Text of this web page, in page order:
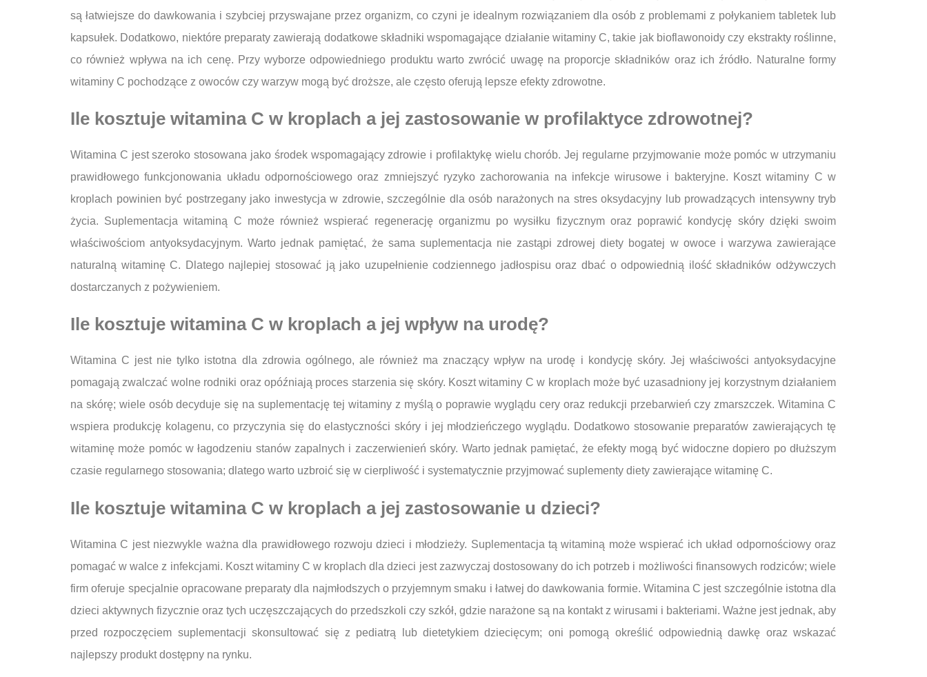
są łatwiejsze do dawkowania i szybciej przyswajane przez organizm, co czyni je idealnym rozwiązaniem dla osób z problemami z połykaniem tabletek lub
kapsułek. Dodatkowo, niektóre preparaty zawierają dodatkowe składniki wspomagające działanie witaminy C, takie jak bioflawonoidy czy ekstrakty roślinne,
co również wpływa na ich cenę. Przy wyborze odpowiedniego produktu warto zwrócić uwagę na proporcje składników oraz ich źródło. Naturalne formy
witaminy C pochodzące z owoców czy warzyw mogą być droższe, ale często oferują lepsze efekty zdrowotne.
Ile kosztuje witamina C w kroplach a jej zastosowanie w profilaktyce zdrowotnej?
Witamina C jest szeroko stosowana jako środek wspomagający zdrowie i profilaktykę wielu chorób. Jej regularne przyjmowanie może pomóc w utrzymaniu
prawidłowego funkcjonowania układu odpornościowego oraz zmniejszyć ryzyko zachorowania na infekcje wirusowe i bakteryjne. Koszt witaminy C w
kroplach powinien być postrzegany jako inwestycja w zdrowie, szczególnie dla osób narażonych na stres oksydacyjny lub prowadzących intensywny tryb
życia. Suplementacja witaminą C może również wspierać regenerację organizmu po wysiłku fizycznym oraz poprawić kondycję skóry dzięki swoim
właściwościom antyoksydacyjnym. Warto jednak pamiętać, że sama suplementacja nie zastąpi zdrowej diety bogatej w owoce i warzywa zawierające
naturalną witaminę C. Dlatego najlepiej stosować ją jako uzupełnienie codziennego jadłospisu oraz dbać o odpowiednią ilość składników odżywczych
dostarczanych z pożywieniem.
Ile kosztuje witamina C w kroplach a jej wpływ na urodę?
Witamina C jest nie tylko istotna dla zdrowia ogólnego, ale również ma znaczący wpływ na urodę i kondycję skóry. Jej właściwości antyoksydacyjne
pomagają zwalczać wolne rodniki oraz opóźniają proces starzenia się skóry. Koszt witaminy C w kroplach może być uzasadniony jej korzystnym działaniem
na skórę; wiele osób decyduje się na suplementację tej witaminy z myślą o poprawie wyglądu cery oraz redukcji przebarwień czy zmarszczek. Witamina C
wspiera produkcję kolagenu, co przyczynia się do elastyczności skóry i jej młodzieńczego wyglądu. Dodatkowo stosowanie preparatów zawierających tę
witaminę może pomóc w łagodzeniu stanów zapalnych i zaczerwienień skóry. Warto jednak pamiętać, że efekty mogą być widoczne dopiero po dłuższym
czasie regularnego stosowania; dlatego warto uzbroić się w cierpliwość i systematycznie przyjmować suplementy diety zawierające witaminę C.
Ile kosztuje witamina C w kroplach a jej zastosowanie u dzieci?
Witamina C jest niezwykle ważna dla prawidłowego rozwoju dzieci i młodzieży. Suplementacja tą witaminą może wspierać ich układ odpornościowy oraz
pomagać w walce z infekcjami. Koszt witaminy C w kroplach dla dzieci jest zazwyczaj dostosowany do ich potrzeb i możliwości finansowych rodziców; wiele
firm oferuje specjalnie opracowane preparaty dla najmłodszych o przyjemnym smaku i łatwej do dawkowania formie. Witamina C jest szczególnie istotna dla
dzieci aktywnych fizycznie oraz tych uczęszczających do przedszkoli czy szkół, gdzie narażone są na kontakt z wirusami i bakteriami. Ważne jest jednak, aby
przed rozpoczęciem suplementacji skonsultować się z pediatrą lub dietetykiem dziecięcym; oni pomogą określić odpowiednią dawkę oraz wskazać
najlepszy produkt dostępny na rynku.